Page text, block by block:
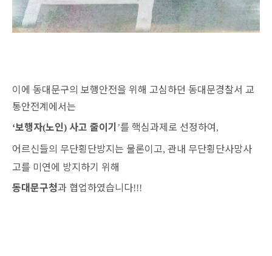
이에 동대문구의 보행안전을 위해 고심하던 동대문경찰서 교
통안전계에서는
‘보행자(노인) 사고 줄이기 ’를 핵심과제로 선정하여,
어르신들의 무단횡단방지는 물론이고, 관내 무단횡단사망사
고를 미연에 방지하기 위해
동대문구청과 협업하였습니다!!!